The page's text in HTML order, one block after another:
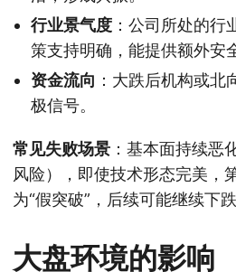
行业景气度 ：公司所处的行
策支持明确，能提供额外安
资金流向 ：大跌后机构或北
极信号。
常见失败场景 ：基本面持续恶
风险），即使技术形态完美，
为“假突破”，后续可能继续下跌
大盘环境的影响